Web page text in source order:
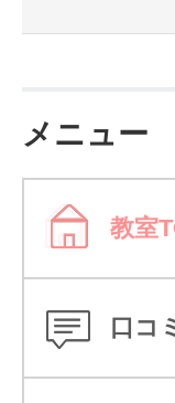
メニュー
教室
口コ